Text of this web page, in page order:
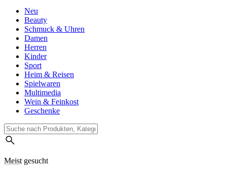
Neu
Beauty
Schmuck & Uhren
Damen
Herren
Kinder
Sport
Heim & Reisen
Spielwaren
Multimedia
Wein & Feinkost
Geschenke
Meist gesucht